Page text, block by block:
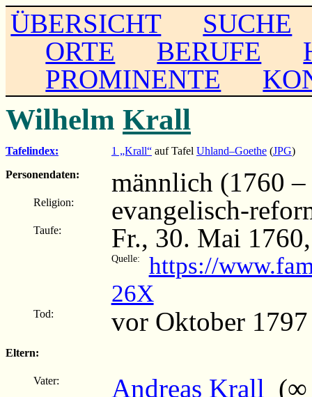
ÜBERSICHT
SUCHE
ORTE
BERUFE
PROMINENTE
Wilhelm Krall
Tafelindex: 1 „Krall“ auf Tafel Uhland–Goethe (JPG)
Personendaten:
männlich (1760
Religion: evangelisch-
Taufe: Fr., 30. Mai
Quelle:
https://
26X
Tod: vor Oktober 1797
Eltern:
Vater: Andreas Krall (∞